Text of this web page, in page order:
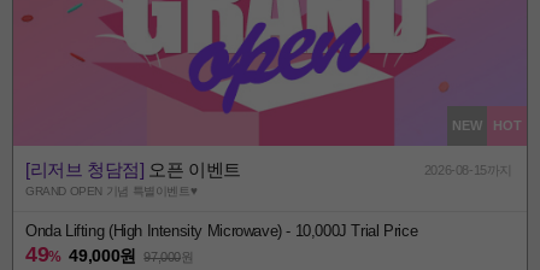
NEW HOT
[리저브 청담점] 오픈 이벤트 2026-08-15까지
GRAND OPEN 기념 특별이벤트♥
Onda Lifting (High Intensity Microwave) - 10,000J Trial Price
49% 49,000원 97,000원